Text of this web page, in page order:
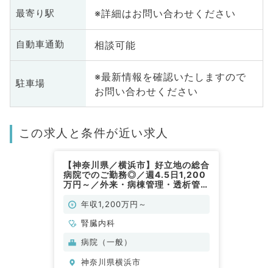
最寄り駅 ※詳細はお問い合わせください
自動車通勤 相談可能
駐車場
※最新情報を確認いたしますので
お問い合わせください
この求人と条件が近い求人
【神奈川県／横浜市】好立地の総合
病院でのご勤務◎／週4.5日1,200
万円～／外来・病棟管理・透析管理
年収1,200万円～
腎臓内科
病院（一般）
神奈川県横浜市